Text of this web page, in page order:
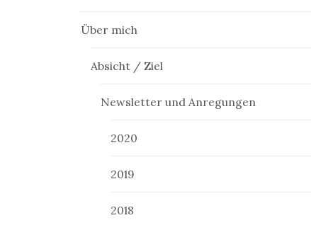
Über mich
Absicht / Ziel
Newsletter und Anregungen
2020
2019
2018